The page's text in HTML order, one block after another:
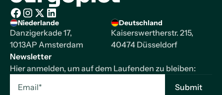
Startseite
Facebook
Instagram
X/Twitter
LinkedIn
Niederlande
Danzigerkade 17,
1013AP Amsterdam
Deutschland
Kaiserswertherstr. 215,
40474 Düsseldorf
Newsletter
Hier anmelden, um auf dem Laufenden zu bleiben: